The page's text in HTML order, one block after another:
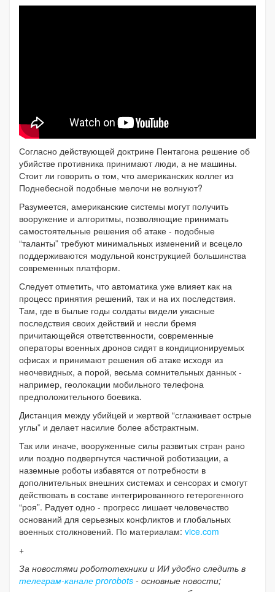
Согласно действующей доктрине Пентагона решение об
убийстве противника принимают люди, а не машины.
Стоит ли говорить о том, что американских коллег из
Поднебесной подобные мелочи не волнуют?
Разумеется, американские системы могут получить
вооружение и алгоритмы, позволяющие принимать
самостоятельные решения об атаке - подобные
“таланты” требуют минимальных изменений и всецело
поддерживаются модульной конструкцией большинства
современных платформ.
Следует отметить, что автоматика уже влияет как на
процесс принятия решений, так и на их последствия.
Там, где в былые годы солдаты видели ужасные
последствия своих действий и несли бремя
причитающейся ответственности, современные
операторы военных дронов сидят в кондиционируемых
офисах и принимают решения об атаке исходя из
неочевидных, а порой, весьма сомнительных данных -
например, геолокации мобильного телефона
предположительного боевика.
Дистанция между убийцей и жертвой “сглаживает острые
углы” и делает насилие более абстрактным.
Так или иначе, вооруженные силы развитых стран рано
или поздно подвергнутся частичной роботизации, а
наземные роботы избавятся от потребности в
дополнительных внешних системах и сенсорах и смогут
действовать в составе интегрированного гетерогенного
“роя”. Радует одно - прогресс лишает человечество
оснований для серьезных конфликтов и глобальных
военных столкновений. По материалам: vice.com
+
За новостями робототехники и ИИ удобно следить в
телеграм-канале prorobots - основные новости;